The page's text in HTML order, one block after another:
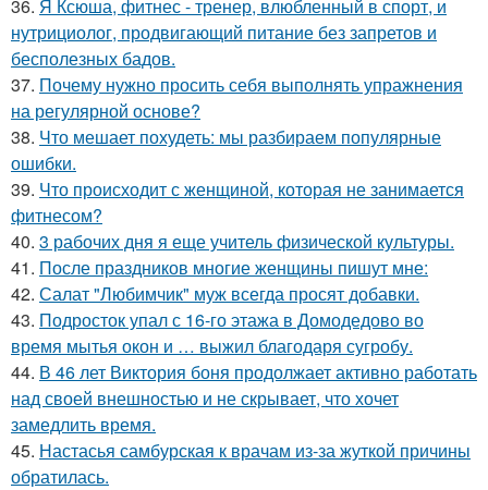
36. Я Ксюша, фитнес - тренер, влюбленный в спорт, и
нутрициолог, продвигающий питание без запретов и
бесполезных бадов.
37. Почему нужно просить себя выполнять упражнения
на регулярной основе?
38. Что мешает похудеть: мы разбираем популярные
ошибки.
39. Что происходит с женщиной, которая не занимается
фитнесом?
40. 3 рабочих дня я еще учитель физической культуры.
41. После праздников многие женщины пишут мне:
42. Салат "Любимчик" муж всегда просят добавки.
43. Подросток упал с 16-го этажа в Домодедово во
время мытья окон и … выжил благодаря сугробу.
44. В 46 лет Виктория боня продолжает активно работать
над своей внешностью и не скрывает, что хочет
замедлить время.
45. Настасья самбурская к врачам из-за жуткой причины
обратилась.